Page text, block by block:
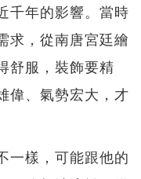
千年的影響。當時
求，從南唐宮廷繪
舒服，裝飾要精
偉、氣勢宏大，才
一樣，可能跟他的